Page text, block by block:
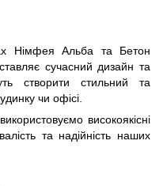
Німфея Альба та Бетон
сучасний дизайн та
створити стильний та
чи офісі.
високоякісні
та надійність наших